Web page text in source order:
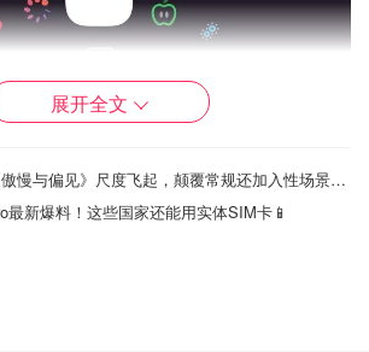
终于要告别4G LTE了！
展开全文
Netflix改编《傲慢与偏见》尺度飞起，颠覆常规还加入性场景！“魔改”还是创新？
最新爆料！这些国家还能用实体SIM卡📱